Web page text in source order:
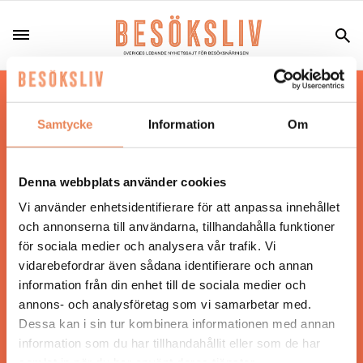
Samtycke Information Om
Denna webbplats använder cookies
Vi använder enhetsidentifierare för att anpassa innehållet
och annonserna till användarna, tillhandahålla funktioner
för sociala medier och analysera vår trafik. Vi
vidarebefordrar även sådana identifierare och annan
information från din enhet till de sociala medier och
annons- och analysföretag som vi samarbetar med.
Dessa kan i sin tur kombinera informationen med annan
information som du har tillhandahållit eller som de har
Hos oss läser du landets mest uppdaterade
nyheter och snackisar inom besöksnäringen.
Besöksliv i sin tryckta form är ett affärsmagasin
Tidningen ges ut avVisita
ANSVARIG UTGIVARE
Jonas Siljhammar
UPPHOVSRÄTT